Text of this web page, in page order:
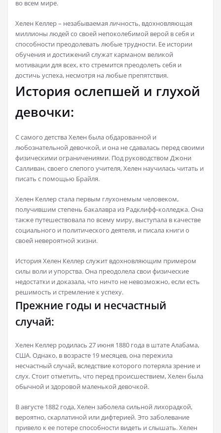
во всем мире.
Хелен Келлер – незабываемая личность, вдохновляющая
миллионы людей со своей непоколебимой верой в себя и
способности преодолевать любые трудности. Ее истории
обучения и достижений служат карманом великой
мотивации для всех, кто стремится преодолеть себя и
достичь успеха, несмотря на любые препятствия.
История ослепшей и глухой
девочки:
С самого детства Хелен была обдарованной и
любознательной девочкой, и она не сдавалась перед своими
физическими ограничениями. Под руководством Джони
Салливан, своего слепого учителя, Хелен научилась читать и
писать с помощью Брайля.
Хелен Келлер стала первым глухонемым человеком,
получившим степень бакалавра из Радклифф-колледжа. Она
также путешествовала по всему миру, выступала в качестве
социального и политического деятеля, и писала книги о
своей невероятной жизни.
История Хелен Келлер служит вдохновляющим примером
силы воли и упорства. Она преодолела свои физические
недостатки и доказала, что ничто не невозможно, если есть
решимость и стремление к успеху.
Прежние годы и несчастный
случай:
Хелен Келлер родилась 27 июня 1880 года в штате Алабама,
США. Однако, в возрасте 19 месяцев, она пережила
несчастный случай, вследствие которого потеряла зрение и
слух. Стоит отметить, что перед происшествием, Хелен была
обычной и здоровой маленькой девочкой.
В августе 1882 года, Хелен заболела сильной лихорадкой,
вероятно, скарлатиной или дифтерией. Это заболевание
привело к ее потере способности видеть и слышать. Хелен